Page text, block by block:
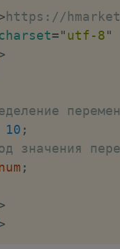
https://
="utf-8"
10 ;
значения
;